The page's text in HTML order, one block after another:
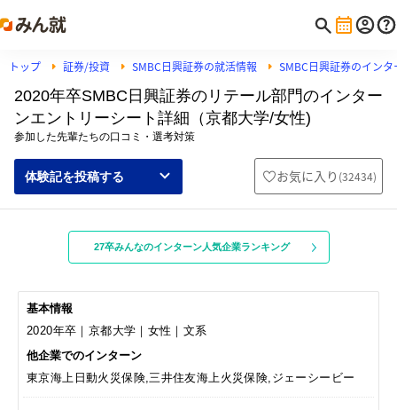
トップ 証券/投資 SMBC日興証券の就活情報 SMBC日興証券のイン
2020年卒SMBC日興証券のリテール部門のインター
ンエントリーシート詳細（京都大学/女性)
参加した先輩たちの口コミ・選考対策
体験記を投稿する お気に入り (32434)
27卒みんなのインターン人気企業ランキング
基本情報
2020年卒｜京都大学｜女性｜文系
他企業でのインターン
東京海上日動火災保険,三井住友海上火災保険,ジェーシービー